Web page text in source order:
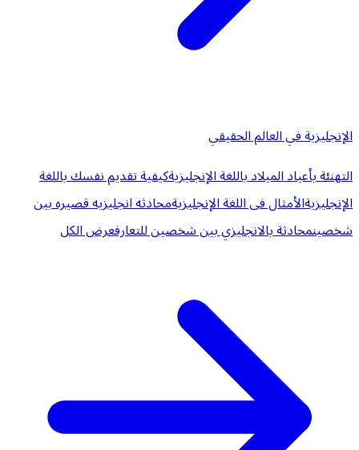
الإنجليزية في العالم الحقيقي
التهنئة بأعياد الميلاد باللغة الإنجليزيةكيفية تقديم نفسك باللغة
الإنجليزيةالأمثال فى اللغة الإنجليزيةمحادثه انجليزيه قصيره بين
شخصينمحادثة بالانجليزي بين شخصين للتعارفعرض الكل